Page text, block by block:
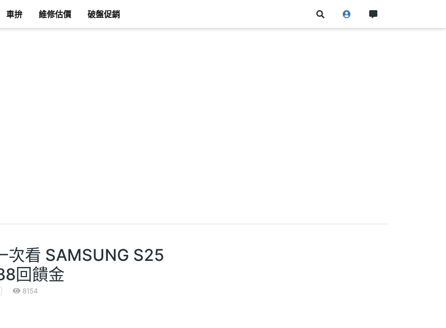
車拚 維修估價 破盤促銷
次看 SAMSUNG S25
回饋金
8154